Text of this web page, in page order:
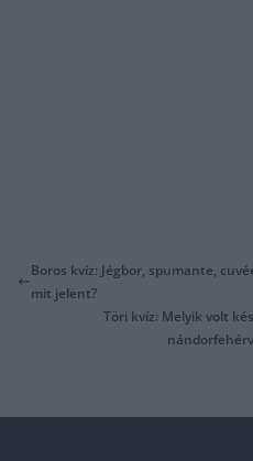
Boros kvíz: Jégbor, spumante,
mit jelent?
Töri kvíz: Melyik volt